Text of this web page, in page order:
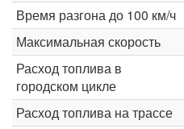
Время разгона до 100 км/ч
Максимальная скорость
Расход топлива в
городском цикле
Расход топлива на трассе